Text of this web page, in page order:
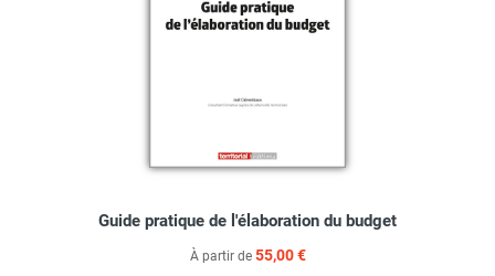
Guide pratique de l'élaboration du budget
À partir de 55,00 €